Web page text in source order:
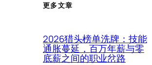
更多文章
2026猎头榜单洗牌：技能
通胀蔓延，百万年薪与零
底薪之间的职业岔路